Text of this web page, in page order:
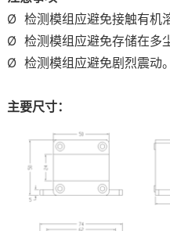
Ø 检测模组应避免接触有机
Ø 检测模组应避免存储在多
Ø 检测模组应避免剧烈震动。
主要尺寸：